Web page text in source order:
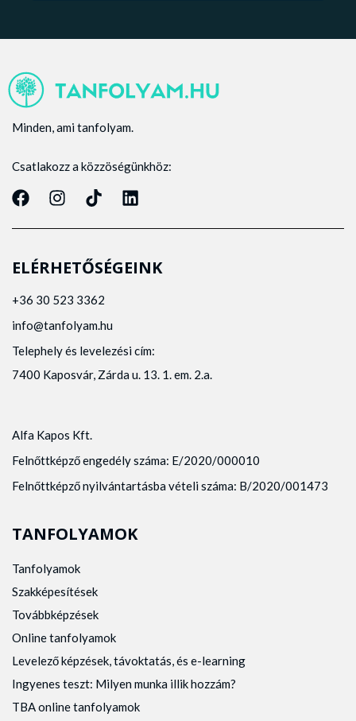
Minden, ami tanfolyam.
Csatlakozz a közzöségünkhöz:
ELÉRHETŐSÉGEINK
+36 30 523 3362
info@tanfolyam.hu
Telephely és levelezési cím:
7400 Kaposvár, Zárda u. 13. 1. em. 2.a.
Alfa Kapos Kft.
Felnőttképző engedély száma: E/2020/000010
Felnőttképző nyilvántartásba vételi száma: B/2020/001473
TANFOLYAMOK
Tanfolyamok
Szakképesítések
Továbbképzések
Online tanfolyamok
Levelező képzések, távoktatás, és e-learning
Ingyenes teszt: Milyen munka illik hozzám?
TBA online tanfolyamok